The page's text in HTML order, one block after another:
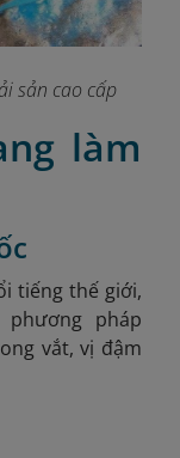
sản cao cấp
làm
tiếng thế giới,
pháp
vắt, vị đậm